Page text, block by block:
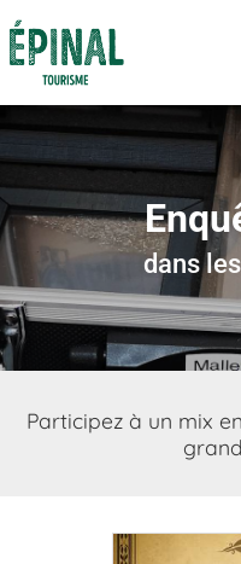
dans
Participez à un mix